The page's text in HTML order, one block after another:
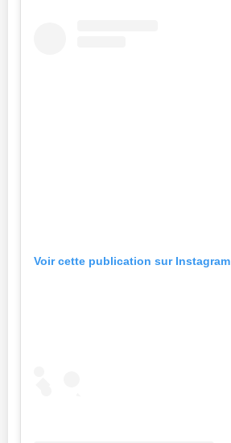
Voir cette publication sur Instagram